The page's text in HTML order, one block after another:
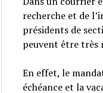
recherche et de
présidents de
peuvent être très
En effet, le
échéance et la